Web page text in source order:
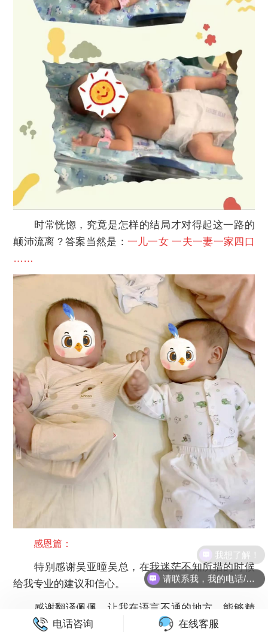
时常恍惚，究竟是怎样的结局才对得起这一路的
颠沛流离？答案当然是： 一儿一女 一夫一妻一家四口
……
感恩篇：
特别感谢吴亚曈吴总，在我迷茫不知所措的时候
给我专业的建议和信心。
感谢翻译佩佩，让我在语言不通的地方，能够精
准的帮我解答问题，跟医生传答我的想法 。
电话咨询 在线客服
请联系我，我的电话/微信是......